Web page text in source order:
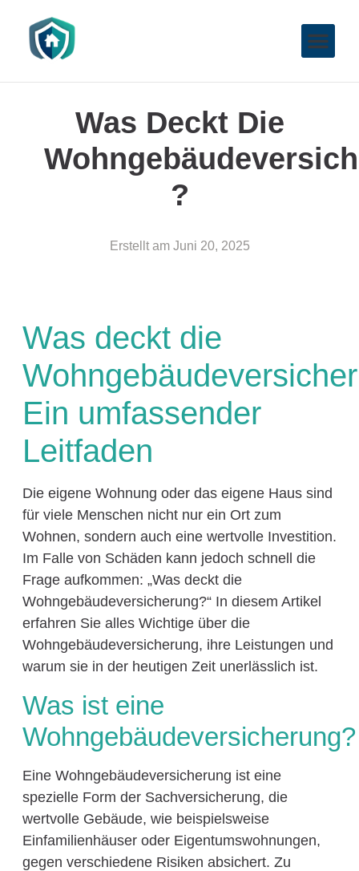
Was Deckt Die
?
Erstellt am Juni 20, 2025
Was deckt die
Ein umfassender
Leitfaden
Die eigene Wohnung oder das eigene Haus sind
für viele Menschen nicht nur ein Ort zum
Wohnen, sondern auch eine wertvolle Investition.
Im Falle von Schäden kann jedoch schnell die
Frage aufkommen: „Was deckt die
Wohngebäudeversicherung?“ In diesem Artikel
erfahren Sie alles Wichtige über die
Wohngebäudeversicherung, ihre Leistungen und
warum sie in der heutigen Zeit unerlässlich ist.
Was ist eine
Wohngebäudeversicherung?
Eine Wohngebäudeversicherung ist eine
spezielle Form der Sachversicherung, die
wertvolle Gebäude, wie beispielsweise
Einfamilienhäuser oder Eigentumswohnungen,
gegen verschiedene Risiken absichert. Zu